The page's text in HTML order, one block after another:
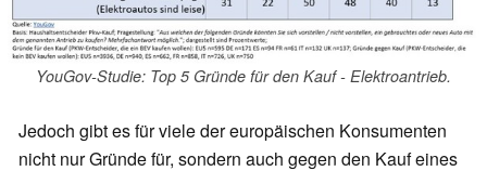
YouGov-Studie: Top 5 Gründe für den Kauf - Elektroantrieb.
Jedoch gibt es für viele der europäischen Konsumenten
nicht nur Gründe für, sondern auch gegen den Kauf eines